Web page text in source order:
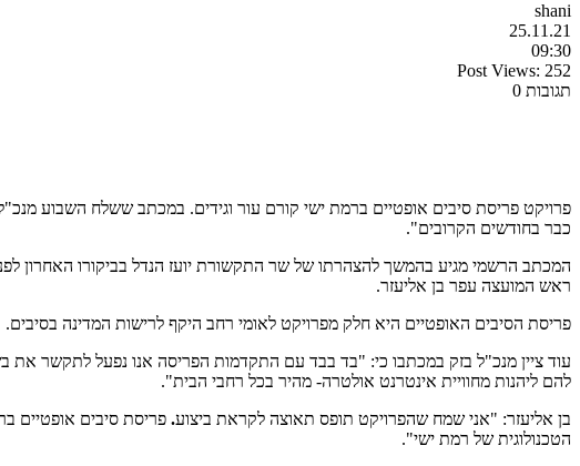
shani
25.11.21
09:30
Post Views: 252
תגובות 0
פרויקט פריסת סיבים אופטיים ברמת ישי קורם עור וגידים. במכתב ששלח השבוע
כבר בחודשים הקרובים".
ראש המועצה עפר בן אליעזר.
פריסת הסיבים האופטיים היא חלק מפרויקט לאומי רחב היקף לרישות המדינה בסיבים.
עוד ציין מנכ"ל בזק במכתבו כי: "בד בבד עם התקדמות הפריסה אנו נפעל לתקשר את
להם ליהנות מחוויית אינטרנט אולטרה- מהיר בכל רחבי הבית".
בן אליעזר: "אני שמח שהפרויקט תופס תאוצה לקראת ביצוע. פריסת סיבים אופטיים
הטכנולוגית של רמת ישי".